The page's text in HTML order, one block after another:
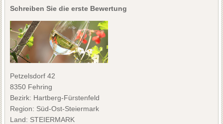
Schreiben Sie die erste Bewertung
Petzelsdorf 42
8350 Fehring
Bezirk: Hartberg-Fürstenfeld
Region: Süd-Ost-Steiermark
Land: STEIERMARK